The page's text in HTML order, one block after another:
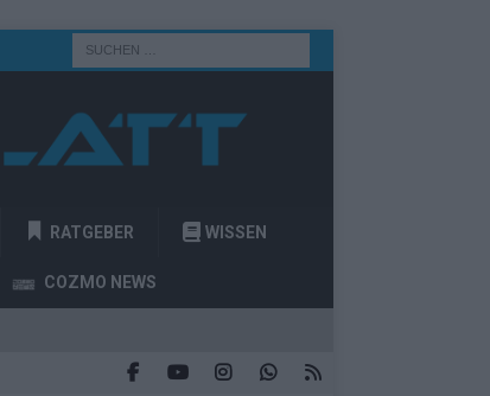
RATGEBER WISSEN
COZMO NEWS